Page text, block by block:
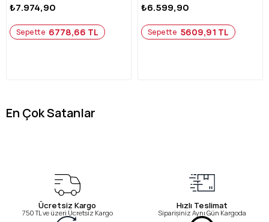
₺7.974,90
Sepette 6778,66 TL
₺6.599,90
Sepette 5609,91 TL
En Çok Satanlar
Ücretsiz Kargo
750 TL ve üzeri Ücretsiz Kargo
Hızlı Teslimat
Siparişiniz Aynı Gün Kargoda